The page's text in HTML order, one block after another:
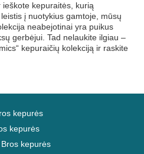
kepuraitės, kurią
į nuotykius gamtoje, mūsų
neabejotinai yra puikus
gerbėjui. Tad nelaukite ilgiau –
kepuraičių kolekciją ir raskite
kepurės
kepurės
kepurės